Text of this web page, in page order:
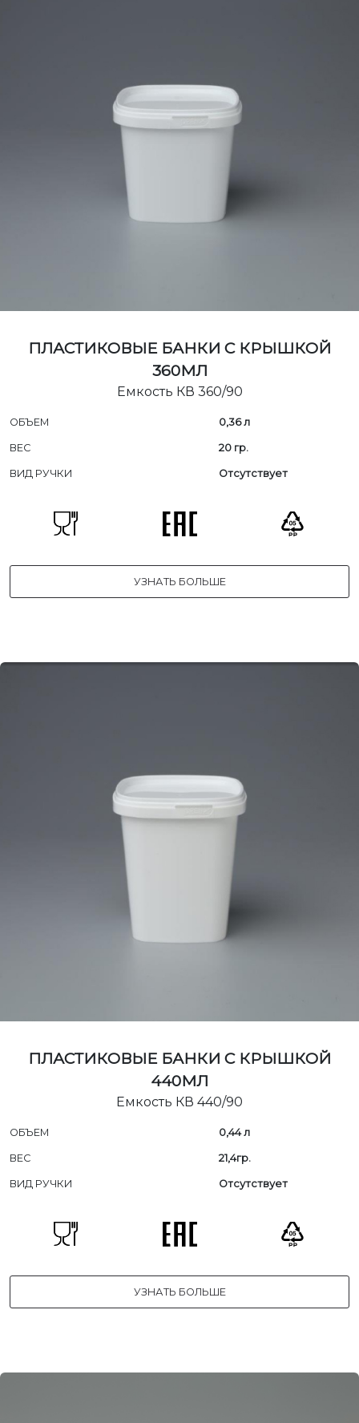
ПЛАСТИКОВЫЕ БАНКИ С КРЫШКОЙ
360МЛ
Емкость КВ 360/90
ОБЪЕМ 0,36 л
ВЕС 20 гр.
ВИД РУЧКИ Отсутствует
УЗНАТЬ БОЛЬШЕ
ПЛАСТИКОВЫЕ БАНКИ С КРЫШКОЙ
440МЛ
Емкость КВ 440/90
ОБЪЕМ 0,44 л
ВЕС 21,4гр.
ВИД РУЧКИ Отсутствует
УЗНАТЬ БОЛЬШЕ